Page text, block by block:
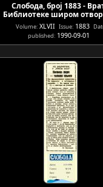
Слобода, број 1883 -
Библиотеке широм
Volume: XLVII Issue: 1883
published: 1990-09-01